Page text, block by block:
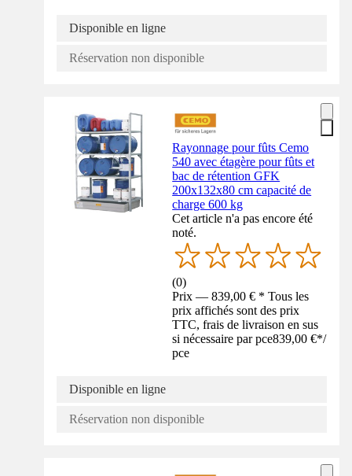
Disponible en ligne
Réservation non disponible
Rayonnage pour fûts Cemo
540 avec étagère pour fûts et
bac de rétention GFK
200x132x80 cm capacité de
charge 600 kg
Cet article n'a pas encore été
noté.
(0)
Prix — 839,00 € * Tous les
prix affichés sont des prix
TTC, frais de livraison en sus
si nécessaire par pce839,00 €*/
pce
Disponible en ligne
Réservation non disponible